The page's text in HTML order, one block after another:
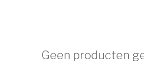
Geen producten